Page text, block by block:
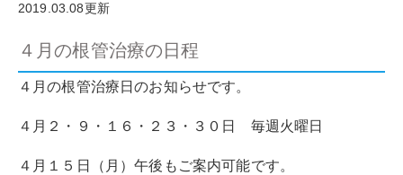
2019.03.08更新
４月の根管治療の日程
４月の根管治療日のお知らせです。
４月２・９・１６・２３・３０日 毎週火曜日
４月１５日（月）午後もご案内可能です。